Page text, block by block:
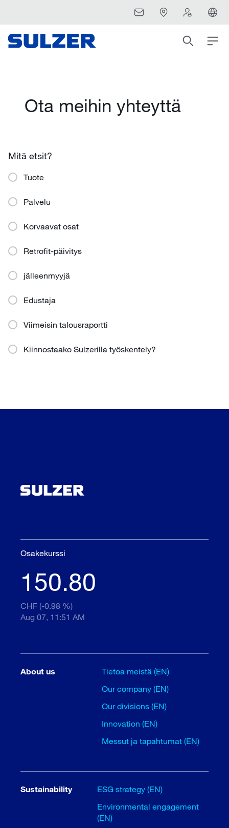
Ota meihin yhteyttä
Mitä etsit?
Tuote
Palvelu
Korvaavat osat
Retrofit-päivitys
jälleenmyyjä
Edustaja
Viimeisin talousraportti
Kiinnostaako Sulzerilla työskentely?
Osakekurssi
150.80
CHF (-0.98 %)
Aug 07, 11:51 AM
About us
Tietoa meistä (EN)
Our company (EN)
Our divisions (EN)
Innovation (EN)
Messut ja tapahtumat (EN)
Sustainability
ESG strategy (EN)
Environmental engagement
(EN)